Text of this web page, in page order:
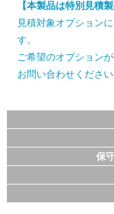
【本製品は特別見積製
見積対象オプション
す。
ご希望のオプション
お問い合わせください
保